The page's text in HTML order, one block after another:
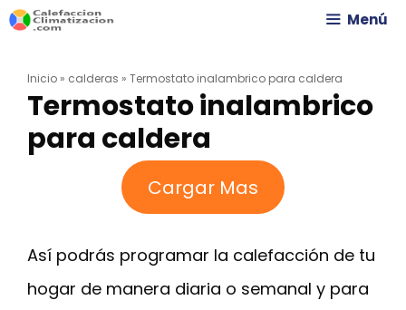
Saltar
contenido
Menú
Inicio » calderas » Termostato inalambrico para caldera
Termostato inalambrico
para caldera
Cargar Mas
Así podrás programar la calefacción de tu
hogar de manera diaria o semanal y para